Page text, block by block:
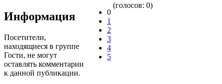
0
1
2
3
4
5
(голосов: 0)
Информация
Посетители,
находящиеся в группе
Гости, не могут
оставлять комментарии
к данной публикации.